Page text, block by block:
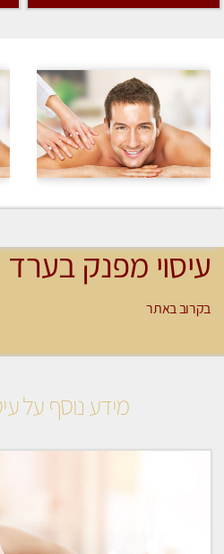
עיסוי מפנק בערד
בקרוב באתר
מידע נוסף על